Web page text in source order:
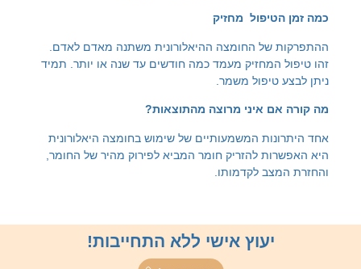
מחזיק
של החומצה ההיאלורונית משתנה מאדם לאדם.
המחזיק מעמד כמה חודשים עד שנה או יותר. תמיד
טיפול משמר.
איני מרוצה מהתוצאות?
המשמעותיים של שימוש בחומצה היאלורונית
להזריק חומר המביא לפירוק מהיר של החומר,
לקדמותו.
יעוץ אישי ללא התחייבות!